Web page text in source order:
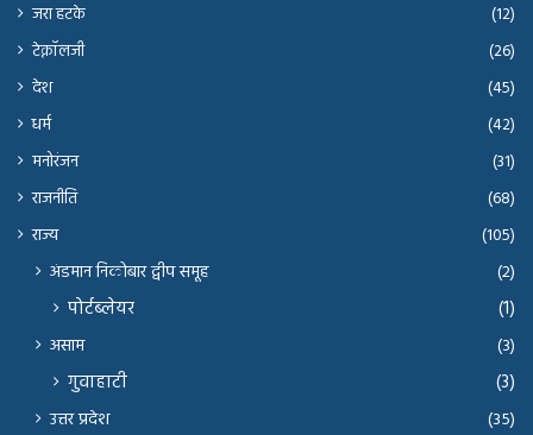
जरा हटके
(12)
टेक्नॉलजी
(26)
देश
(45)
धर्म
(42)
मनोरंजन
(31)
राजनीति
(68)
राज्य
(105)
अंडमान निकोबार द्वीप समूह (2)
पोर्टब्लेयर (1)
असाम (3)
गुवाहाटी (3)
उत्तर प्रदेश
(35)